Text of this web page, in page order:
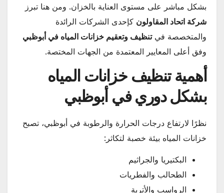
بشكل مباشر على مستوى العناية بالخزان. ومن هنا تبرز
شركة اتحاد المقاولون كإحدى الشركات الرائدة
والمتخصصة فيتنظيف وتعقيم خزانات المياه في أبوظبي
وفق أعلى المعايير المعتمدة من الجهات المختصة.
أهمية تنظيف خزانات المياه
بشكل دوري في أبوظبي
نظرًا لارتفاع درجات الحرارة والرطوبة في أبوظبي، تصبح
خزانات المياه بيئة خصبة لتكاثر:
البكتيريا والجراثيم
الطحالب والفطريات
الرواسب والأتربة